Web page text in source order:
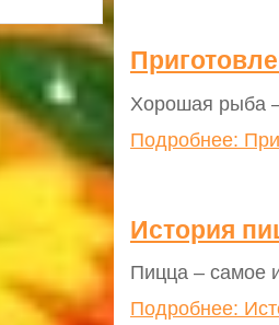
Хорошая рыба
Подробнее:
История
Пицца – самое
Подробнее: